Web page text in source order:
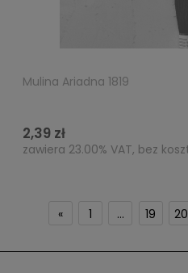
Mulina Ariadna 1819
2,39 zł
zawiera 23.00% VAT, bez
« 1 ... 19 20